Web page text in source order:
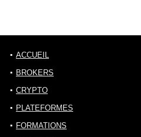
ACCUEIL
BROKERS
CRYPTO
PLATEFORMES
FORMATIONS